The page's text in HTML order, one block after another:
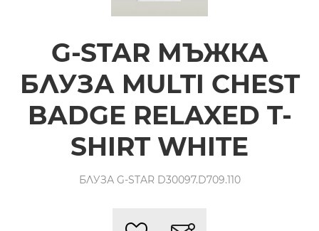
G-STAR МЪЖКА
БЛУЗА MULTI CHEST
BADGE RELAXED T-
SHIRT WHITE
БЛУЗА G-STAR D30097.D709.110